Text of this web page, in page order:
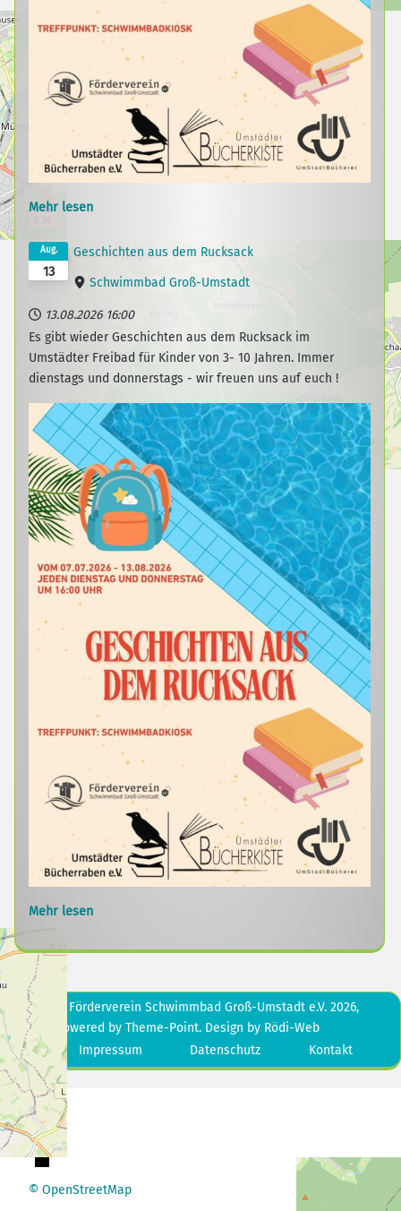
+−
© OpenStreetMap
Mehr lesen
13
Aug. Geschichten aus dem Rucksack
Schwimmbad Groß-Umstadt
13.08.2026 16:00
Es gibt wieder Geschichten aus dem Rucksack im
Umstädter Freibad für Kinder von 3- 10 Jahren. Immer
dienstags und donnerstags - wir freuen uns auf euch !
Mehr lesen
© Förderverein Schwimmbad Groß-Umstadt e.V. 2026,
Powered byTheme-Point. Design by Rödi-Web
Impressum
Datenschutz Kontakt